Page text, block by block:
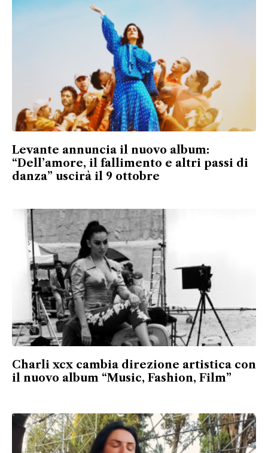
Levante annuncia il nuovo album:
“Dell’amore, il fallimento e altri passi di
danza” uscirà il 9 ottobre
Charli xcx cambia direzione artistica con
il nuovo album “Music, Fashion, Film”